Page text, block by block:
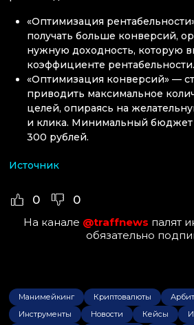
«Оптимизация
получать больше конверсий,
нужную доходность, которую
коэффициенте рентабельности.
«Оптимизация конверсий» —
приводить максимальное
целей, опираясь на
и клика. Минимальный бюджет
300 рублей.
Источник
0 0
На канале @traffnews палят
обязательно
Манимейкинг Криптовалюты
Инструменты
Новости Кейсы